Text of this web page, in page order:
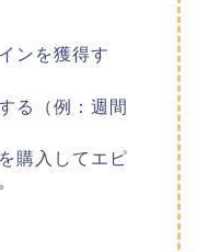
ンを獲得す
る（例：週間
購入してエピ